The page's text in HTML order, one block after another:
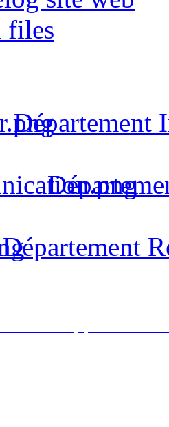
files
Département